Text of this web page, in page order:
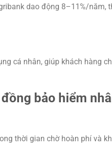
dao động 8–11%/năm,
cá nhân, giúp khách hàng
bảo hiểm
thời gian chờ hoàn phí và